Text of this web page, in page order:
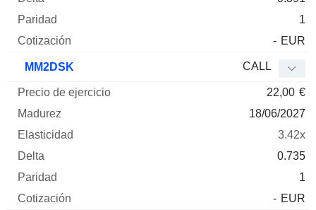
1
- EUR
MM2DSK CALL
22,00 €
18/06/2027
3.42x
0.735
1
- EUR